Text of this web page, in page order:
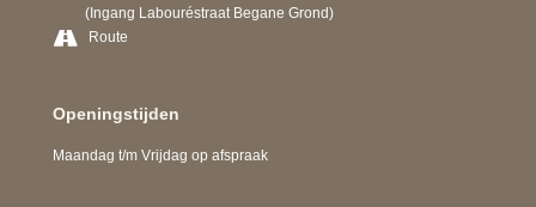
(Ingang Labouréstraat Begane Grond)
Route
Openingstijden
Maandag t/m Vrijdag op afspraak